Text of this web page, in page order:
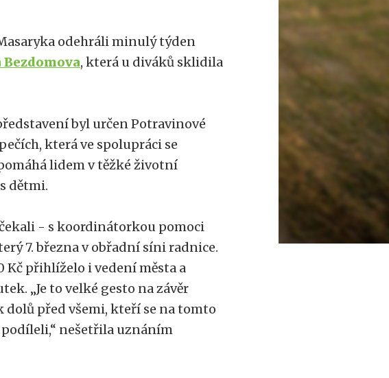
odehráli minulý týden
Bezdomova, která u diváků sklidila
byl určen Potravinové
která ve spolupráci se
lidem v těžké životní
dětmi.
- s koordinátorkou pomoci
7. března v obřadní síni radnice.
Kč přihlíželo i vedení města a
„Je to velké gesto na závěr
před všemi, kteří se na tomto
nešetřila uznáním